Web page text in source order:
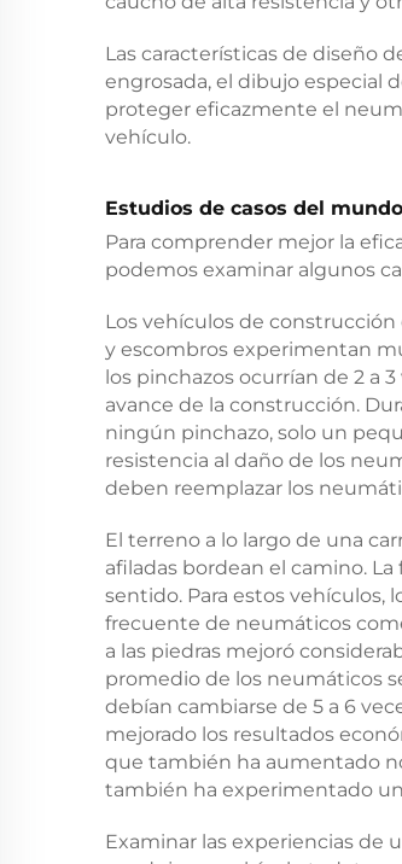
Las características de diseño
engrosada, el dibujo especial
proteger eficazmente el
vehículo.
Estudios de casos del
Para comprender mejor la
podemos examinar algunos
Los vehículos de
y escombros experimentan
los pinchazos ocurrían de 2 a
avance de la construcción.
ningún pinchazo, solo un
resistencia al daño de los
deben reemplazar los
El terreno a lo largo de una
afiladas bordean el camino.
sentido. Para estos
frecuente de neumáticos
a las piedras mejoró
promedio de los neumáticos
debían cambiarse de 5 a 6
mejorado los resultados
que también ha aumentado
también ha experimentado
Examinar las experiencias de